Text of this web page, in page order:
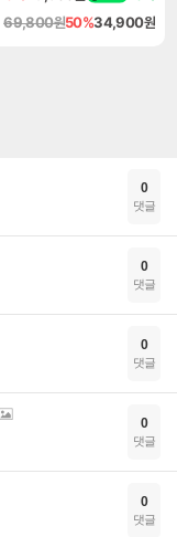
69,800원50%34,900원
0
댓글
0
댓글
0
댓글
0
댓글
0
댓글